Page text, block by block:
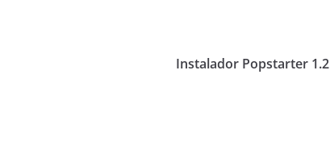
Instalador Popstarter 1.2